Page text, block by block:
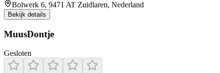
Bolwerk 6, 9471 AT Zuidlaren, Nederland
Bekijk details
MuusDontje
Gesloten